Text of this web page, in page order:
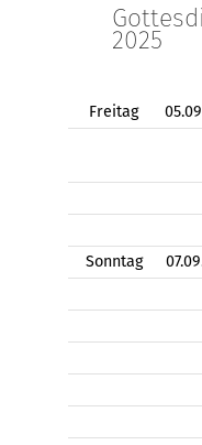
2025
Freitag
Sonntag